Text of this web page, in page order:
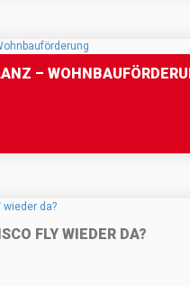
–
FLY WIEDER DA?